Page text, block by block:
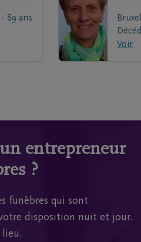
89 ans
Voir
entrepreneur
?
funèbres qui sont
disposition nuit et jour.
lieu.